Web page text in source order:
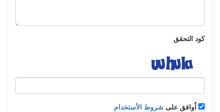
كود التحقق
اُوافق على شروط الأستخدام